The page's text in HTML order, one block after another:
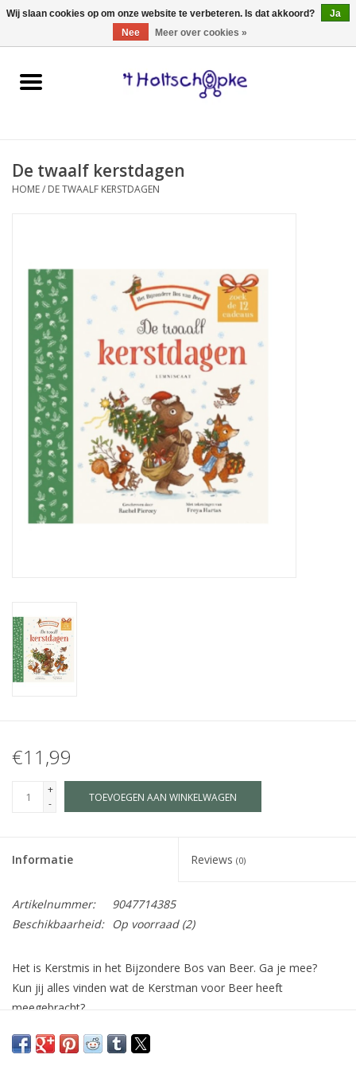
0 Artikelen - €0,00
Home
spellen
hebbedingen
kinderkamer
eten & drinken
knuffels
boeken
SALE
Merken
De twaalf kerstdagen
HOME/ DE TWAALF KERSTDAGEN
€11,99
+
-
TOEVOEGEN AAN WINKELWAGEN
Informatie Reviews (0)
Artikelnummer:
9047714385
Beschikbaarheid:
Op voorraad(2)
Het is Kerstmis in het Bijzondere Bos van Beer. Ga je mee?
Kun jij alles vinden wat de Kerstman voor Beer heeft
meegebracht?
Elf lichte lantaarns…
Wij slaan cookies op om onze website te verbeteren. Is dat akkoord?
Ja
Nee
Meer over cookies »